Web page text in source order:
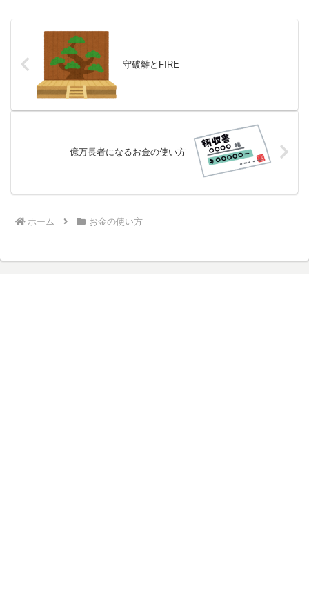
守破離とFIRE
億万長者になるお金の使い方
ホーム お金の使い方